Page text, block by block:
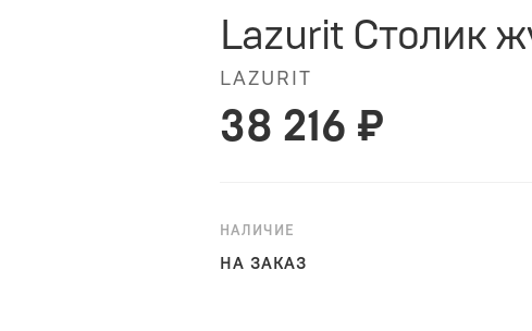
Lazurit Столик
LAZURIT
38 216 ₽
НАЛИЧИЕ
НА ЗАКАЗ